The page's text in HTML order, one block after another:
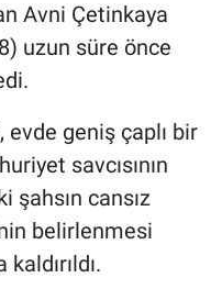
Avni Çetinkaya
uzun süre önce
geniş çaplı bir
savcısının
şahsın cansız
belirlenmesi